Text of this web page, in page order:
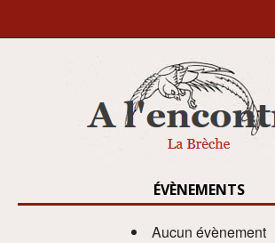
ÉVÈNEMENTS
Aucun évènement